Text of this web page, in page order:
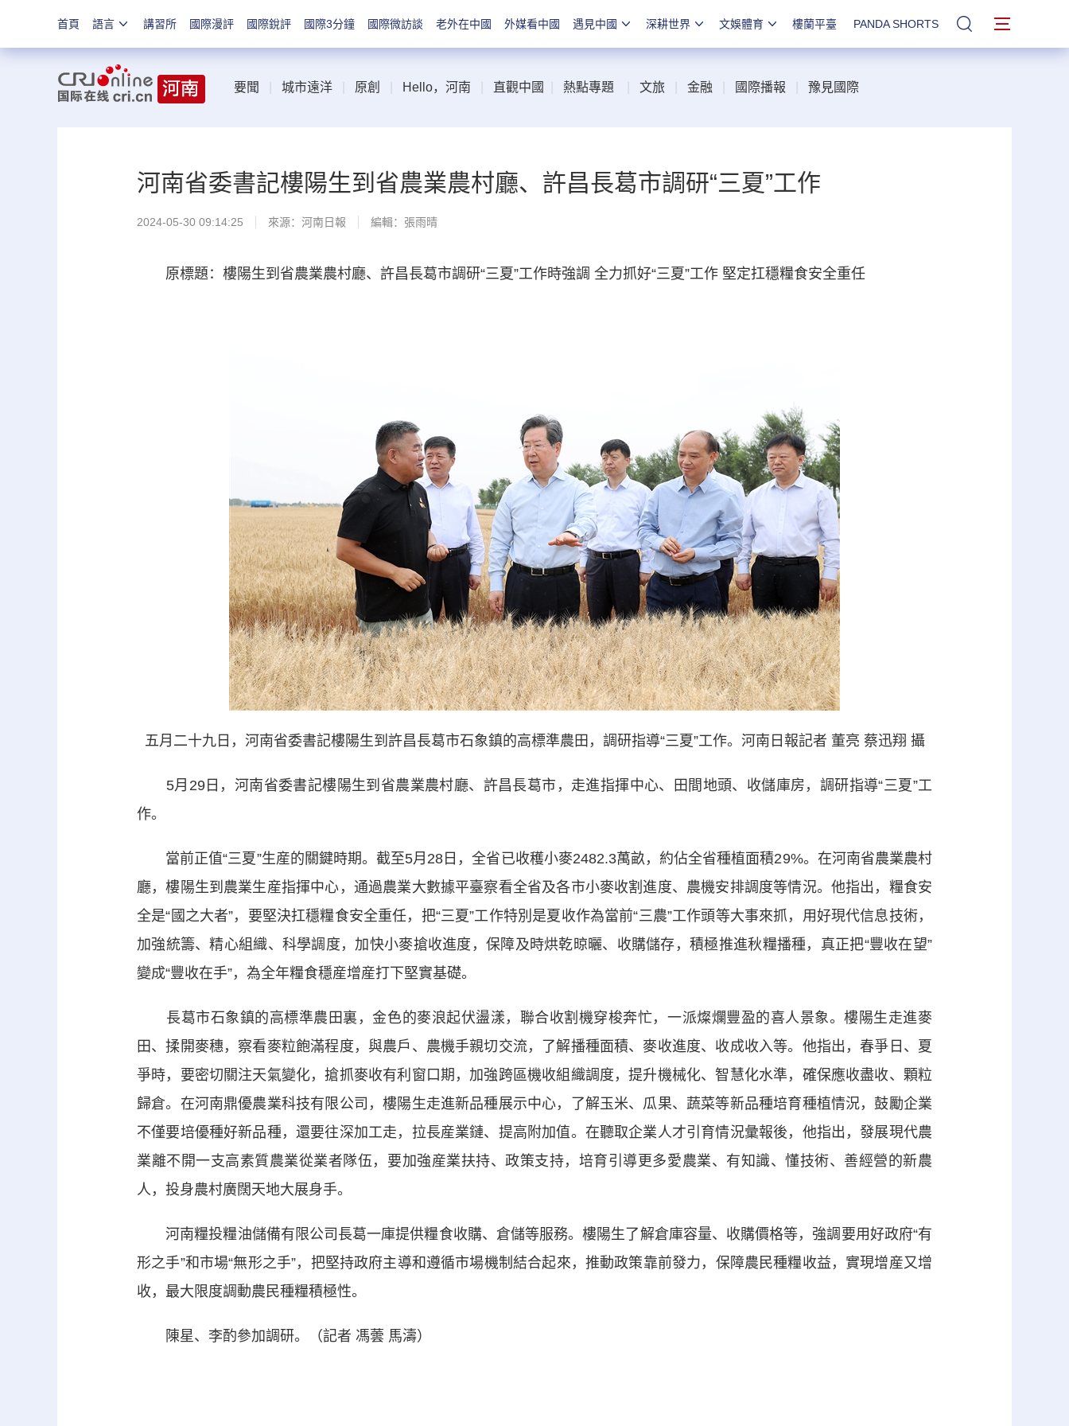
首頁 語言 講習所 國際漫評 國際銳評 國際3分鐘 國際微訪談 老外在中國 外媒看中國 遇見中國 深耕世界 文娛體育 樓蘭平臺 PANDA SHORTS 站內搜索
要聞 城市遠洋 原創 Hello，河南 直觀中國 熱點專題 文旅 金融 國際播報 豫見國際
河南省委書記樓陽生到省農業農村廳、許昌長葛市調研“三夏”工作
2024-05-30 09:14:25 來源： 河南日報 編輯：張雨晴
原標題：樓陽生到省農業農村廳、許昌長葛市調研“三夏”工作時強調 全力抓好“三夏”工作 堅定扛穩糧食安全重任
五月二十九日，河南省委書記樓陽生到許昌長葛市石象鎮的高標準農田，調研指導“三夏”工作。河南日報記者 董亮 蔡迅翔 攝
5月29日，河南省委書記樓陽生到省農業農村廳、許昌長葛市，走進指揮中心、田間地頭、收儲庫房，調研指導“三夏”工
作。
當前正值“三夏”生産的關鍵時期。截至5月28日，全省已收穫小麥2482.3萬畝，約佔全省種植面積29%。在河南省農業農村
廳，樓陽生到農業生産指揮中心，通過農業大數據平臺察看全省及各市小麥收割進度、農機安排調度等情況。他指出，糧食安
全是“國之大者”，要堅決扛穩糧食安全重任，把“三夏”工作特別是夏收作為當前“三農”工作頭等大事來抓，用好現代信息技術，
加強統籌、精心組織、科學調度，加快小麥搶收進度，保障及時烘乾晾曬、收購儲存，積極推進秋糧播種，真正把“豐收在望”
變成“豐收在手”，為全年糧食穩産增産打下堅實基礎。
長葛市石象鎮的高標準農田裏，金色的麥浪起伏盪漾，聯合收割機穿梭奔忙，一派燦爛豐盈的喜人景象。樓陽生走進麥
田、揉開麥穗，察看麥粒飽滿程度，與農戶、農機手親切交流，了解播種面積、麥收進度、收成收入等。他指出，春爭日、夏
爭時，要密切關注天氣變化，搶抓麥收有利窗口期，加強跨區機收組織調度，提升機械化、智慧化水準，確保應收盡收、顆粒
歸倉。在河南鼎優農業科技有限公司，樓陽生走進新品種展示中心，了解玉米、瓜果、蔬菜等新品種培育種植情況，鼓勵企業
不僅要培優種好新品種，還要往深加工走，拉長産業鏈、提高附加值。在聽取企業人才引育情況彙報後，他指出，發展現代農
業離不開一支高素質農業從業者隊伍，要加強産業扶持、政策支持，培育引導更多愛農業、有知識、懂技術、善經營的新農
人，投身農村廣闊天地大展身手。
河南糧投糧油儲備有限公司長葛一庫提供糧食收購、倉儲等服務。樓陽生了解倉庫容量、收購價格等，強調要用好政府“有
形之手”和市場“無形之手”，把堅持政府主導和遵循市場機制結合起來，推動政策靠前發力，保障農民種糧收益，實現增産又增
收，最大限度調動農民種糧積極性。
陳星、李酌參加調研。（記者 馮蕓 馬濤）